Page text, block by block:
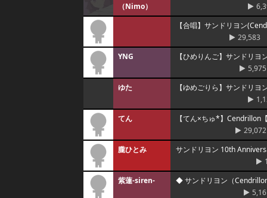
（Nimo）
【合唱】サンドリヨン
29,583
YNG
【ひめりんご】サンドリ
5,975
ゆた
【ゆめごりら】サンドリ
てん
【てん×ちゅ*】Cendrillon
29,072
朧ひとみ
サンドリヨン 10th
紫蓮-siren-
◆ サンドリヨン（